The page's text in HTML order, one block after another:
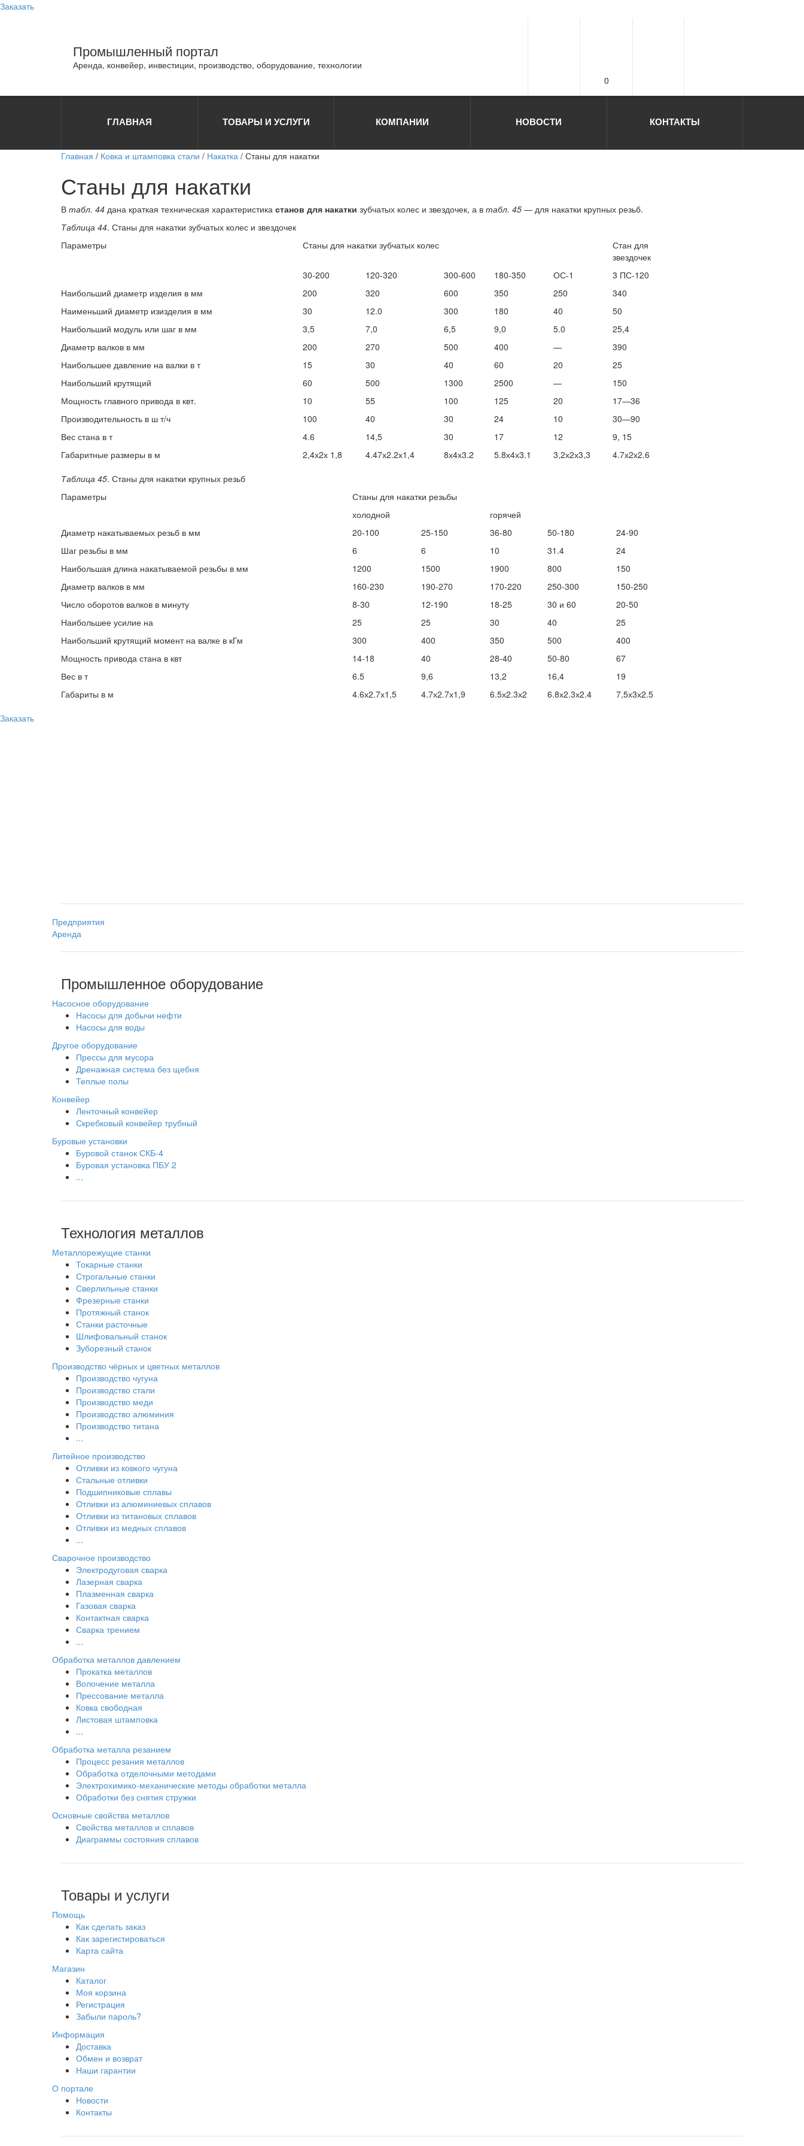
Заказать
Промышленный портал
Аренда, конвейер, инвестиции, производство, оборудование, технологии
0
ГЛАВНАЯ ТОВАРЫ И УСЛУГИ КОМПАНИИ НОВОСТИ КОНТАКТЫ
Главная / Ковка и штамповка стали / Накатка / Станы для накатки
Станы для накатки
В табл. 44 дана краткая техническая характеристика станов для накатки зубчатых колес и звездочек, а в табл. 45 — для накатки крупных резьб.
Таблица 44. Станы для накатки зубчатых колес и звездочек
Параметры
Станы для накатки зубчатых колес
Стан для
звездочек
30-200
120-320 300-600 180-350 ОС-1
3 ПС-120
Наибольший диаметр изделия в мм
200 320 600 350 250
340
Наименьший диаметр изизделия в мм
30 12.0 300 180 40
50
Наибольший модуль или шаг в мм
3,5 7,0 6,5 9,0 5.0
25,4
Диаметр валков в мм
200 270 500 400 —
390
Наибольшее давление на валки в т
15 30 40 60 20
25
Наибольший крутящий
60 500 1300 2500 —
150
Мощность главного привода в квт.
10 55 100 125 20
17—36
Производительность в ш т/ч
100 40 30 24 10
30—90
Вес стана в т
4.6 14,5 30 17 12
9, 15
Габаритные размеры в м
2,4х2х 1,8 4.47х2.2х1,4 8х4х3.2 5.8х4х3.1 3,2х2х3,3
4.7х2х2.6
Таблица 45. Станы для накатки крупных резьб
Параметры
Станы для накатки резьбы
холодной
горячей
Диаметр накатываемых резьб в мм
20-100 25-150 36-80 50-180
24-90
Шаг резьбы в мм
6 6 10 31.4
24
Наибольшая длина накатываемой резьбы в мм
1200 1500 1900 800
150
Диаметр валков в мм
160-230 190-270 170-220 250-300
150-250
Число оборотов валков в минуту
8-30 12-190 18-25 30 и 60
20-50
Наибольшее усилие на
25 25 30 40
25
Наибольший крутящий момент на валке в кГм
300 400 350 500
400
Мощность привода стана в квт
14-18 40 28-40 50-80
67
Вес в т
6.5 9,6 13,2 16,4
19
Габариты в м
4.6х2.7х1,5 4.7х2.7х1,9 6.5х2.3х2 6.8х2.3х2.4
7,5х3х2.5
Заказать
Предприятия
Аренда
Промышленное оборудование
Насосное оборудование
Насосы для добычи нефти
Насосы для воды
Другое оборудование
Прессы для мусора
Дренажная система без щебня
Теплые полы
Конвейер
Ленточный конвейер
Скребковый конвейер трубный
Буровые установки
Буровой станок СКБ-4
Буровая установка ПБУ 2
...
Технология металлов
Металлорежущие станки
Токарные станки
Строгальные станки
Сверлильные станки
Фрезерные станки
Протяжный станок
Станки расточные
Шлифовальный станок
Зуборезный станок
Производство чёрных и цветных металлов
Производство чугуна
Производство стали
Производство меди
Производство алюминия
Производство титана
...
Литейное производство
Отливки из ковкого чугуна
Стальные отливки
Подшипниковые сплавы
Отливки из алюминиевых сплавов
Отливки из титановых сплавов
Отливки из медных сплавов
...
Сварочное производство
Электродуговая сварка
Лазерная сварка
Плазменная сварка
Газовая сварка
Контактная сварка
Сварка трением
...
Обработка металлов давлением
Прокатка металлов
Волочение металла
Прессование металла
Ковка свободная
Листовая штамповка
...
Обработка металла резанием
Процесс резания металлов
Обработка отделочными методами
Электрохимико-механические методы обработки металла
Обработки без снятия стружки
Основные свойства металлов
Свойства металлов и сплавов
Диаграммы состояния сплавов
Товары и услуги
Помощь
Как сделать заказ
Как зарегистироваться
Карта сайта
Магазин
Каталог
Моя корзина
Регистрация
Забыли пароль?
Информация
Доставка
Обмен и возврат
Наши гарантии
О портале
Новости
Контакты